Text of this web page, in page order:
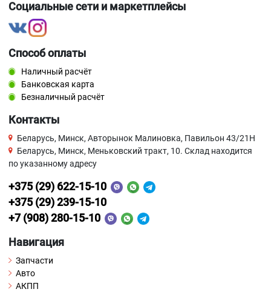
Социальные сети и маркетплейсы
Способ оплаты
Наличный расчёт
Банковская карта
Безналичный расчёт
Контакты
Беларусь, Минск, Авторынок Малиновка, Павильон 43/21Н
Беларусь, Минск, Меньковский тракт, 10. Склад находится
по указанному адресу
+375 (29) 622-15-10
+375 (29) 239-15-10
+7 (908) 280-15-10
Навигация
Запчасти
Авто
АКПП